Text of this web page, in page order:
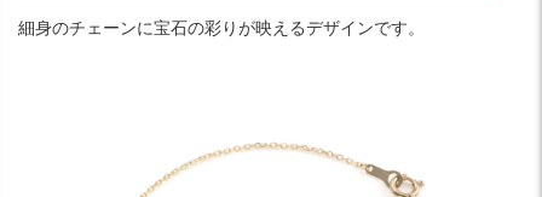
細身のチェーンに宝石の彩りが映えるデザインです。